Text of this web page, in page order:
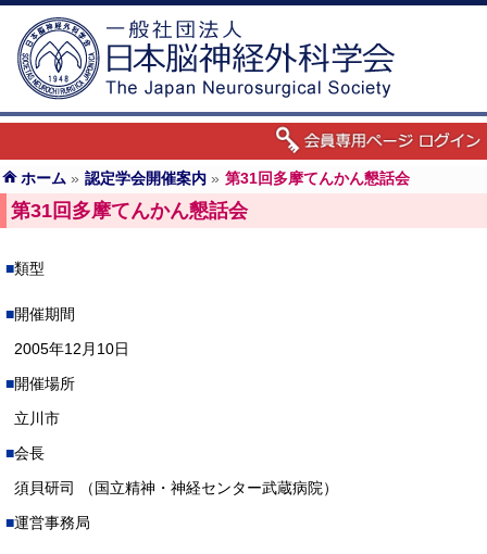
ホーム » 認定学会開催案内 » 第31回多摩てんかん懇話会
第31回多摩てんかん懇話会
類型
開催期間
2005年12月10日
開催場所
立川市
会長
須貝研司 （国立精神・神経センター武蔵病院）
運営事務局